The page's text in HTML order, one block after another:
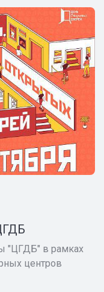
"ЦГДБ" в рамках
центров